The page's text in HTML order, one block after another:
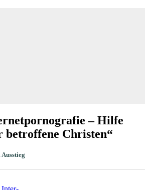
– Hilfe
Christen“